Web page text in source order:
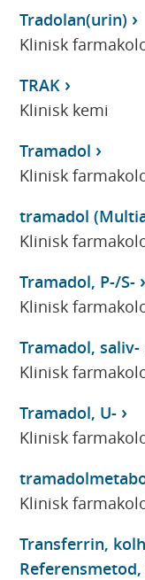
Tradolan(urin)
Klinisk
TRAK
Klinisk kemi
Tramadol
Klinisk
tramadol
Klinisk
Tramadol, P-/S-
Klinisk
Tramadol, saliv-
Klinisk
Tramadol, U-
Klinisk
Klinisk
Transferrin,
Referensmetod,